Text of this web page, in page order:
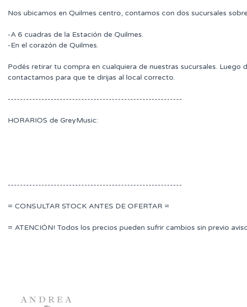
Nos ubicamos en Quilmes centro, contamos con dos sucursales
-A 6 cuadras de la Estación de Quilmes.
-En el corazón de Quilmes.
Podés retirar tu compra en cualquiera de nuestras sucursales. Luego
contactamos para que te dirijas al local correcto.
---------------------------------------------------------
HORARIOS de GreyMusic:
---------------------------------------------------------
= CONSULTAR STOCK ANTES DE OFERTAR =
= ATENCIÓN! Todos los precios pueden sufrir cambios sin previo